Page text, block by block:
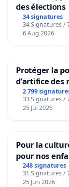
des élections
34 signatures
34 Signatures /
6 Aug 2026
Protéger la
d’artifice des
2 799
33 Signatures /
25 Jul 2026
Pour la
pour nos
248 signatures
31 Signatures /
25 Jun 2026